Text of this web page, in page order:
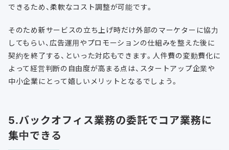
できるため、柔軟なコスト調整が可能です。
そのため新サービスの立ち上げ時だけ外部のマーケターに協力
してもらい、広告運用やプロモーションの仕組みを整えた後に
契約を終了する、といった対応もできます。人件費の変動費化に
よって経営判断の自由度が高まる点は、スタートアップ企業や
中小企業にとって嬉しいメリットとなるでしょう。
5.バックオフィス業務の委託でコア業務に
集中できる